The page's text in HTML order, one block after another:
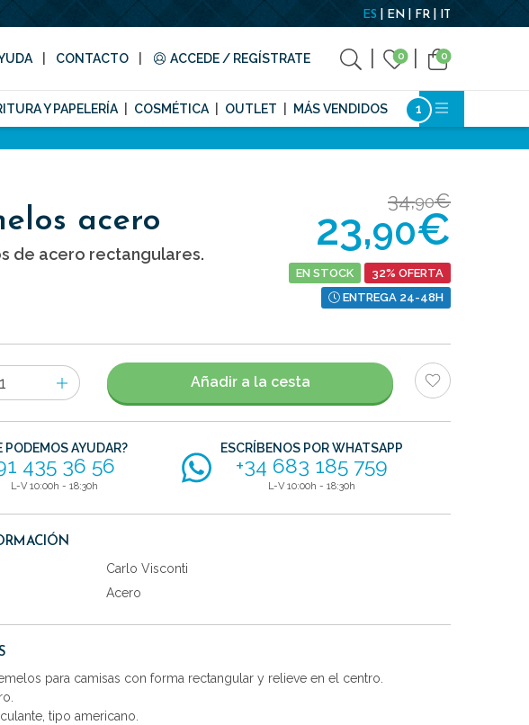
ES EN FR IT
CONTACTO ACCEDE / REGÍSTRATE 0 0
Y PAPELERÍA COSMÉTICA OUTLET MÁS VENDIDOS
acero
de acero rectangulares.
34,90€
23,90€
EN STOCK
32% OFERTA
ENTREGA 24-48H
Añadir a la cesta
PODEMOS AYUDAR?
435 36 56
L-V 10:00h - 18:30h
ESCRÍBENOS POR WHATSAPP
+34 683 185 759
L-V 10:00h - 18:30h
Carlo Visconti
Acero
para camisas con forma rectangular y relieve en el centro.
tipo americano.